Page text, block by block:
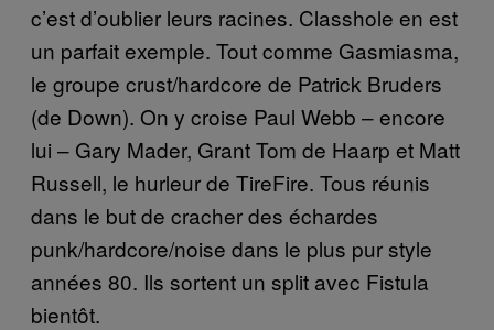
c’est d’oublier leurs racines. Classhole en est
un parfait exemple. Tout comme Gasmiasma,
le groupe crust/hardcore de Patrick Bruders
(de Down). On y croise Paul Webb – encore
lui – Gary Mader, Grant Tom de Haarp et Matt
Russell, le hurleur de TireFire. Tous réunis
dans le but de cracher des échardes
punk/hardcore/noise dans le plus pur style
années 80. Ils sortent un split avec Fistula
bientôt.